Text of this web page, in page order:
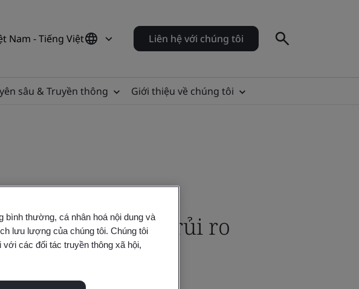
Nam - Tiếng Việt Liên hệ với chúng tôi
sâu & Truyền thông Giới thiệu về chúng tôi
trình dựa trên rủi ro
bình thường, cá nhân hoá nội dung và
lưu lượng của chúng tôi. Chúng tôi
các đối tác truyền thông xã hội,